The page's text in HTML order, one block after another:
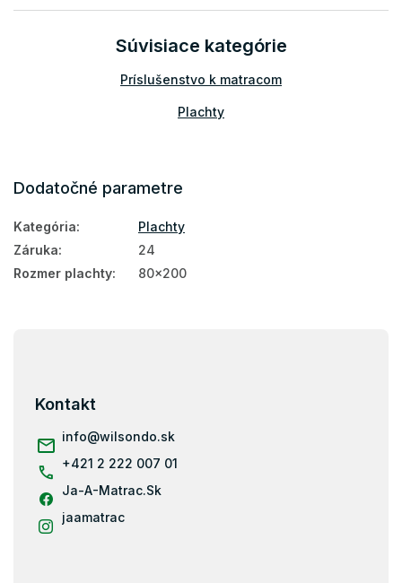
Súvisiace kategórie
Príslušenstvo k matracom
Plachty
Dodatočné parametre
Kategória:
Plachty
Záruka:
24
Rozmer plachty: 80x200
Kontakt
info@wilsondo.sk
+421 2 222 007 01
Ja-A-Matrac.Sk
jaamatrac